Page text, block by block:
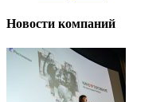
Новости компаний